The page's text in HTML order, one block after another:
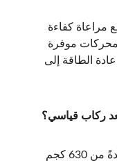
مراعاة كفاءة
ومحركات موفرة
الطاقة إلى
ركاب قياسي؟
تتراوح مصاعد الركاب القياسية عادةً من 630 كجم